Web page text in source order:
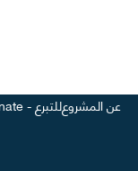
عن المشروعللتبرع - donate